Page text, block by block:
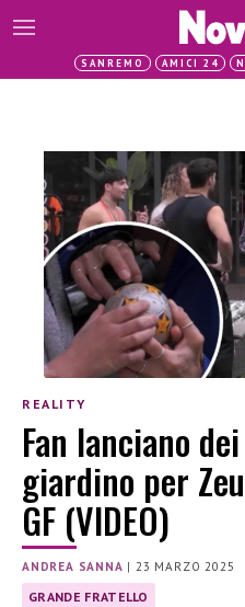
SANREMO AMICI 24
REALITY
Fan lanciano
giardino per
GF (VIDEO)
ANDREA SANNA |23 MARZO 2025
GRANDE FRATELLO